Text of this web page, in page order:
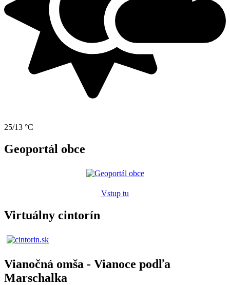
25/13 °C
Geoportál obce
Vstup tu
Virtuálny cintorín
Vianočná omša - Vianoce podľa
Marschalka